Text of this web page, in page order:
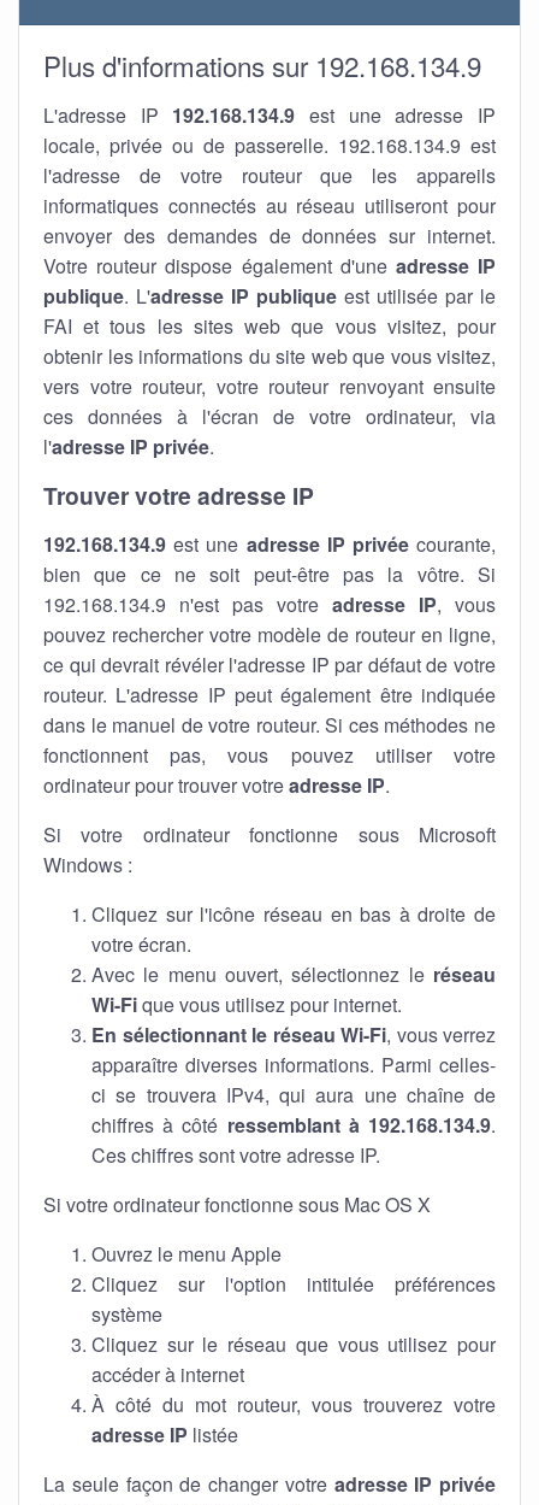
Plus d'informations sur 192.168.134.9
L'adresse IP 192.168.134.9 est une adresse IP
locale, privée ou de passerelle. 192.168.134.9 est
l'adresse de votre routeur que les appareils
informatiques connectés au réseau utiliseront pour
envoyer des demandes de données sur internet.
Votre routeur dispose également d'une adresse IP
publique. L'adresse IP publique est utilisée par le
FAI et tous les sites web que vous visitez, pour
obtenir les informations du site web que vous visitez,
vers votre routeur, votre routeur renvoyant ensuite
ces données à l'écran de votre ordinateur, via
l'adresse IP privée.
Trouver votre adresse IP
192.168.134.9 est une adresse IP privéecourante,
bien que ce ne soit peut-être pas la vôtre. Si
192.168.134.9 n'est pas votre adresse IP, vous
pouvez rechercher votre modèle de routeur en ligne,
ce qui devrait révéler l'adresse IP par défaut de votre
routeur. L'adresse IP peut également être indiquée
dans le manuel de votre routeur. Si ces méthodes ne
fonctionnent pas, vous pouvez utiliser votre
ordinateur pour trouver votreadresse IP.
Si votre ordinateur fonctionne sous Microsoft
Windows :
Cliquez sur l'icône réseau en bas à droite de
votre écran.
Avec le menu ouvert, sélectionnez le réseau
Wi-Fique vous utilisez pour internet.
En sélectionnant le réseau Wi-Fi, vous verrez
apparaître diverses informations. Parmi celles-
ci se trouvera IPv4, qui aura une chaîne de
chiffres à côté ressemblant à 192.168.134.9.
Ces chiffres sont votre adresse IP.
Si votre ordinateur fonctionne sous Mac OS X
Ouvrez le menu Apple
Cliquez sur l'option intitulée préférences
système
Cliquez sur le réseau que vous utilisez pour
accéder à internet
À côté du mot routeur, vous trouverez votre
adresse IP listée
La seule façon de changer votre adresse IP privée